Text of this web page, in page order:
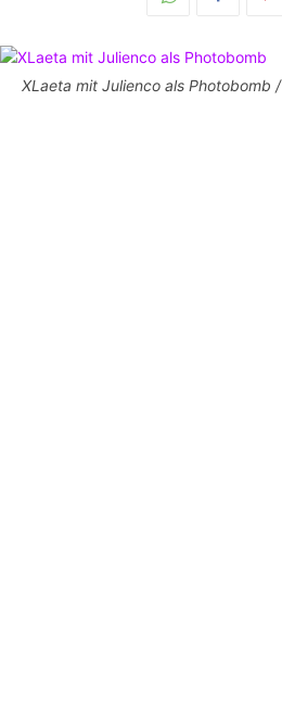
XLaeta mit Julienco als Photobomb